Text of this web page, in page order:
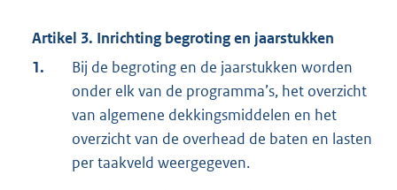
Artikel 3. Inrichting begroting en jaarstukken
1.
Bij de begroting en de jaarstukken worden
onder elk van de programma’s, het overzicht
van algemene dekkingsmiddelen en het
overzicht van de overhead de baten en lasten
per taakveld weergegeven.